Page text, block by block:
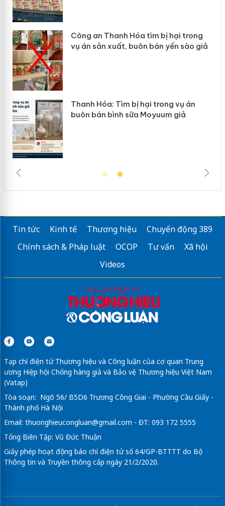
Công an Thanh Hóa tìm bị hại trong
vụ án sản xuất, buôn bán yến sào giả
Thanh Hóa: Tìm bị hại trong vụ án
buôn bán bình sữa Moyuum giả
Tin tức Kinh tế Thương hiệu
Chuyển động 389
Chính sách & Pháp luật
OCOP Tư vấn
Xã hội
Videos
Tạp chí điện tử Thương hiệu và Công luận của cơ quan Trung
ương Hiệp hội Chống hàng giả và Bảo vệ Thương hiệu Việt Nam
(Vatap)
Tòa soạn: Ngõ 56/ B5D6 Trương Công Giai - Phường Cầu Giấy -
Thành phố Hà Nội
Email: thuonghieucongluan@gmail.com - ĐT: 093 172 5555
Tổng Biên Tập: Vũ Đức Thuận
Giấy phép hoạt động báo chí điện tử số 64/GP-BTTTT do Bộ
Thông tin và Truyền thông cấp ngày 21/2/2020.